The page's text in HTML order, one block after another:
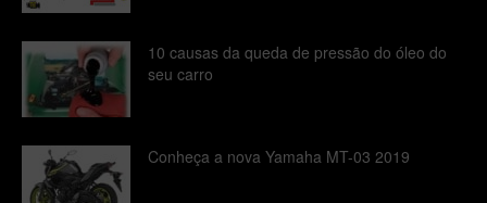
10 causas da queda de pressão do óleo do
seu carro
Conheça a nova Yamaha MT-03 2019